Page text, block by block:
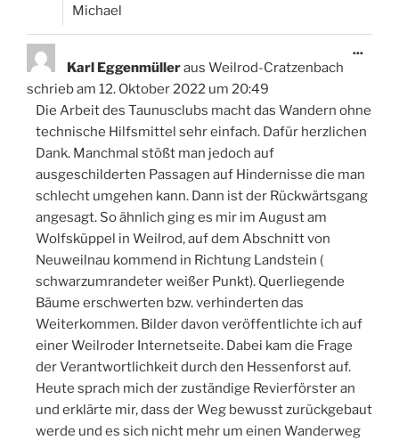
Michael
Karl Eggenmülleraus Weilrod-Cratzenbach
schrieb am 12. Oktober 2022 um 20:49
Die Arbeit des Taunusclubs macht das Wandern ohne
technische Hilfsmittel sehr einfach. Dafür herzlichen
Dank. Manchmal stößt man jedoch auf
ausgeschilderten Passagen auf Hindernisse die man
schlecht umgehen kann. Dann ist der Rückwärtsgang
angesagt. So ähnlich ging es mir im August am
Wolfsküppel in Weilrod, auf dem Abschnitt von
Neuweilnau kommend in Richtung Landstein (
schwarzumrandeter weißer Punkt). Querliegende
Bäume erschwerten bzw. verhinderten das
Weiterkommen. Bilder davon veröffentlichte ich auf
einer Weilroder Internetseite. Dabei kam die Frage
der Verantwortlichkeit durch den Hessenforst auf.
Heute sprach mich der zuständige Revierförster an
und erklärte mir, dass der Weg bewusst zurückgebaut
werde und es sich nicht mehr um einen Wanderweg
...